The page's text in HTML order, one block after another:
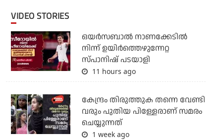
VIDEO STORIES
ഒയര്‍സബാൽ നാണക്കേടിൽ
നിന്ന് ഉയിർത്തെഴുന്നേറ്റ
സ്പാനിഷ് പടയാളി
11 hours ago
കേന്ദ്രം തിരുത്തുക തന്നെ വേണ്ടി
വരും പുതിയ പിള്ളേരാണ് സമരം
ചെയ്യുന്നത്
1 week ago